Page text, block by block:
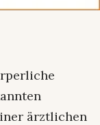
ärztlichen